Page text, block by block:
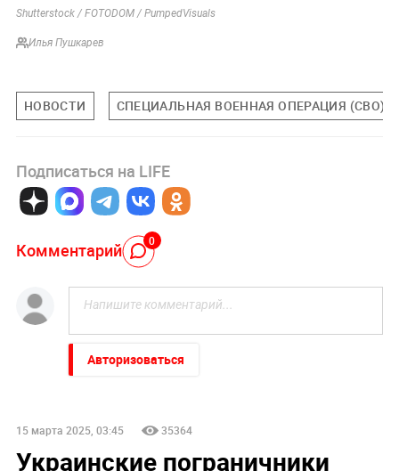
Shutterstock / FOTODOM / PumpedVisuals
Илья Пушкарев
НОВОСТИ СПЕЦИАЛЬНАЯ ВОЕННАЯ ОПЕРАЦИЯ (СВО)
Подписаться на LIFE
Комментарий 0
Авторизоваться
15 марта 2025, 03:45 35364
Украинские пограничники